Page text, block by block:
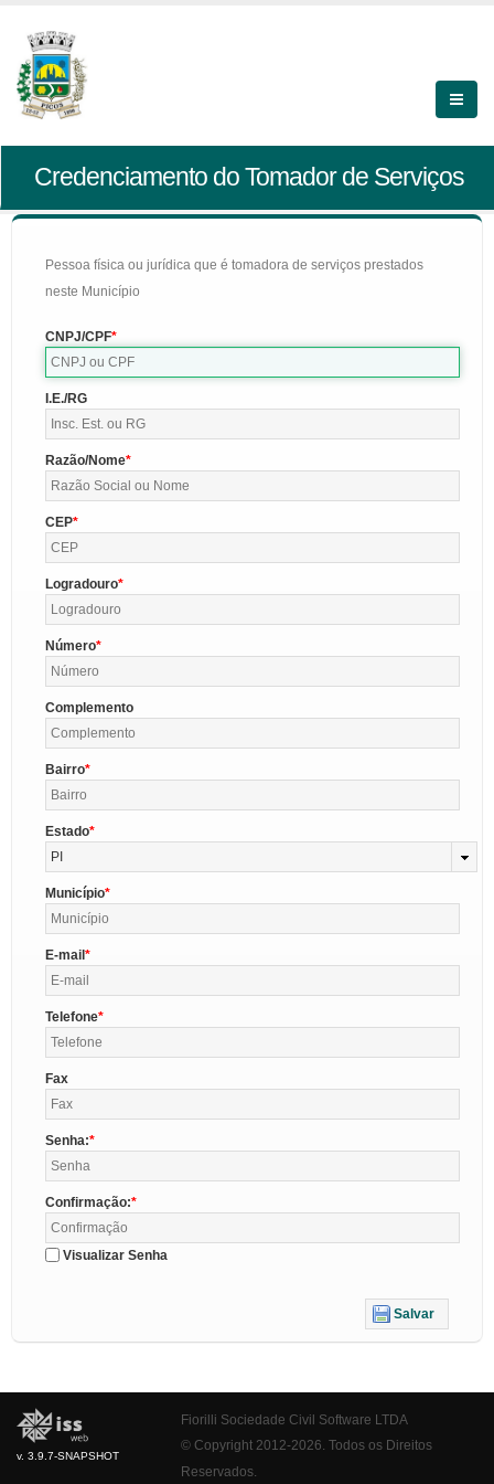
Credenciamento do Tomador de Serviços
Pessoa física ou jurídica que é tomadora de serviços prestados
neste Município
CNPJ/CPF
I.E./RG
Razão/Nome
CEP
Logradouro
Número
Complemento
Bairro
Estado
PI
Município
E-mail
Telefone
Fax
Senha:
Confirmação:
Visualizar Senha
Salvar
v. 3.9.7-SNAPSHOT
Fiorilli Sociedade Civil Software LTDA
© Copyright 2012-2026. Todos os Direitos
Reservados.